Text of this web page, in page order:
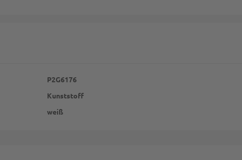
P2G6176
Kunststoff
weiß